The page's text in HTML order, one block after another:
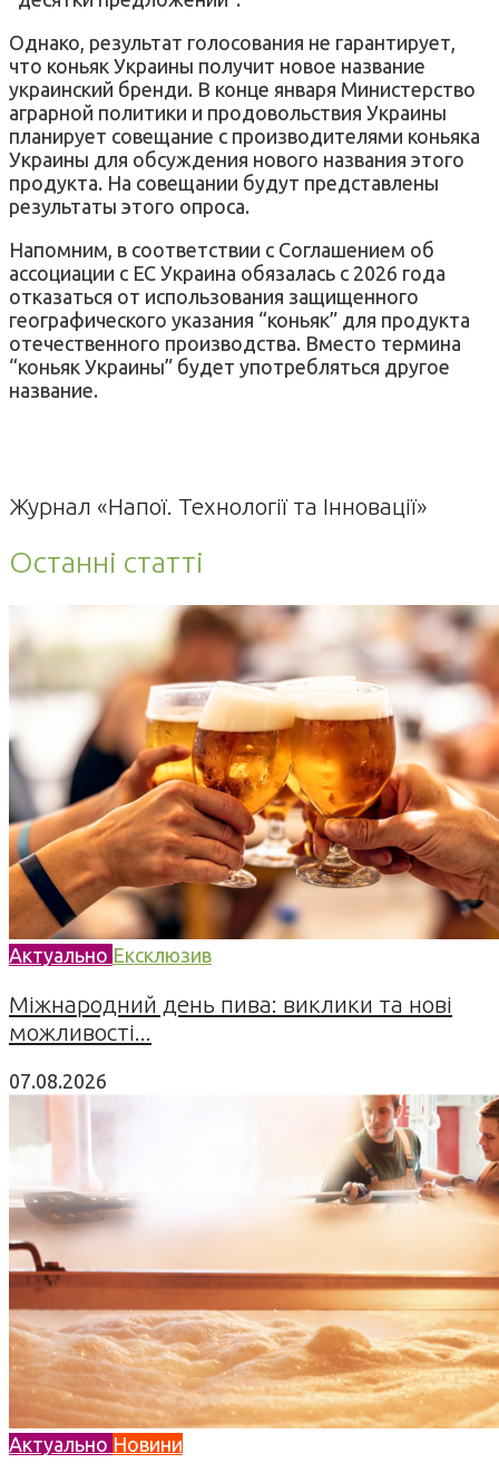
Однако, результат голосования не гарантирует,
что коньяк Украины получит новое название
украинский бренди. В конце января Министерство
аграрной политики и продовольствия Украины
планирует совещание с производителями коньяка
Украины для обсуждения нового названия этого
продукта. На совещании будут представлены
результаты этого опроса.
Напомним, в соответствии с Соглашением об
ассоциации с ЕС Украина обязалась с 2026 года
отказаться от использования защищенного
географического указания “коньяк” для продукта
отечественного производства. Вместо термина
“коньяк Украины” будет употребляться другое
название.
Журнал «Напої. Технології та Інновації»
Останні статті
Актуально Ексклюзив
Міжнародний день пива: виклики та нові
можливості...
07.08.2026
Актуально Новини